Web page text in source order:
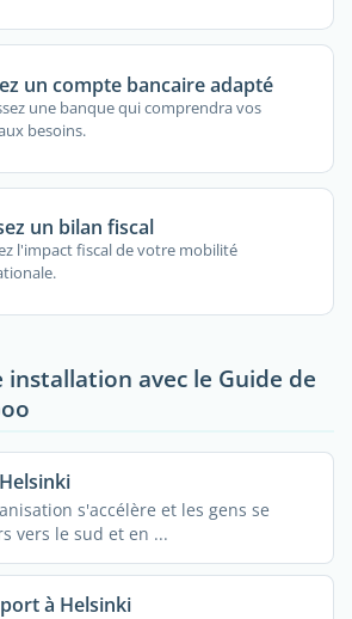
un compte bancaire adapté
une banque qui comprendra vos
besoins.
un bilan fiscal
l'impact fiscal de votre mobilité
avec le Guide de
s'accélère et les gens se
vers le sud et en ...
à Helsinki